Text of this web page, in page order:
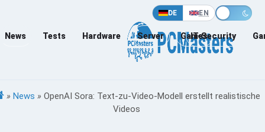
DE EN
News Tests Hardware Server Games
IT-Security
» News » OpenAI Sora: Text-zu-Video-Modell erstellt realistische
Videos